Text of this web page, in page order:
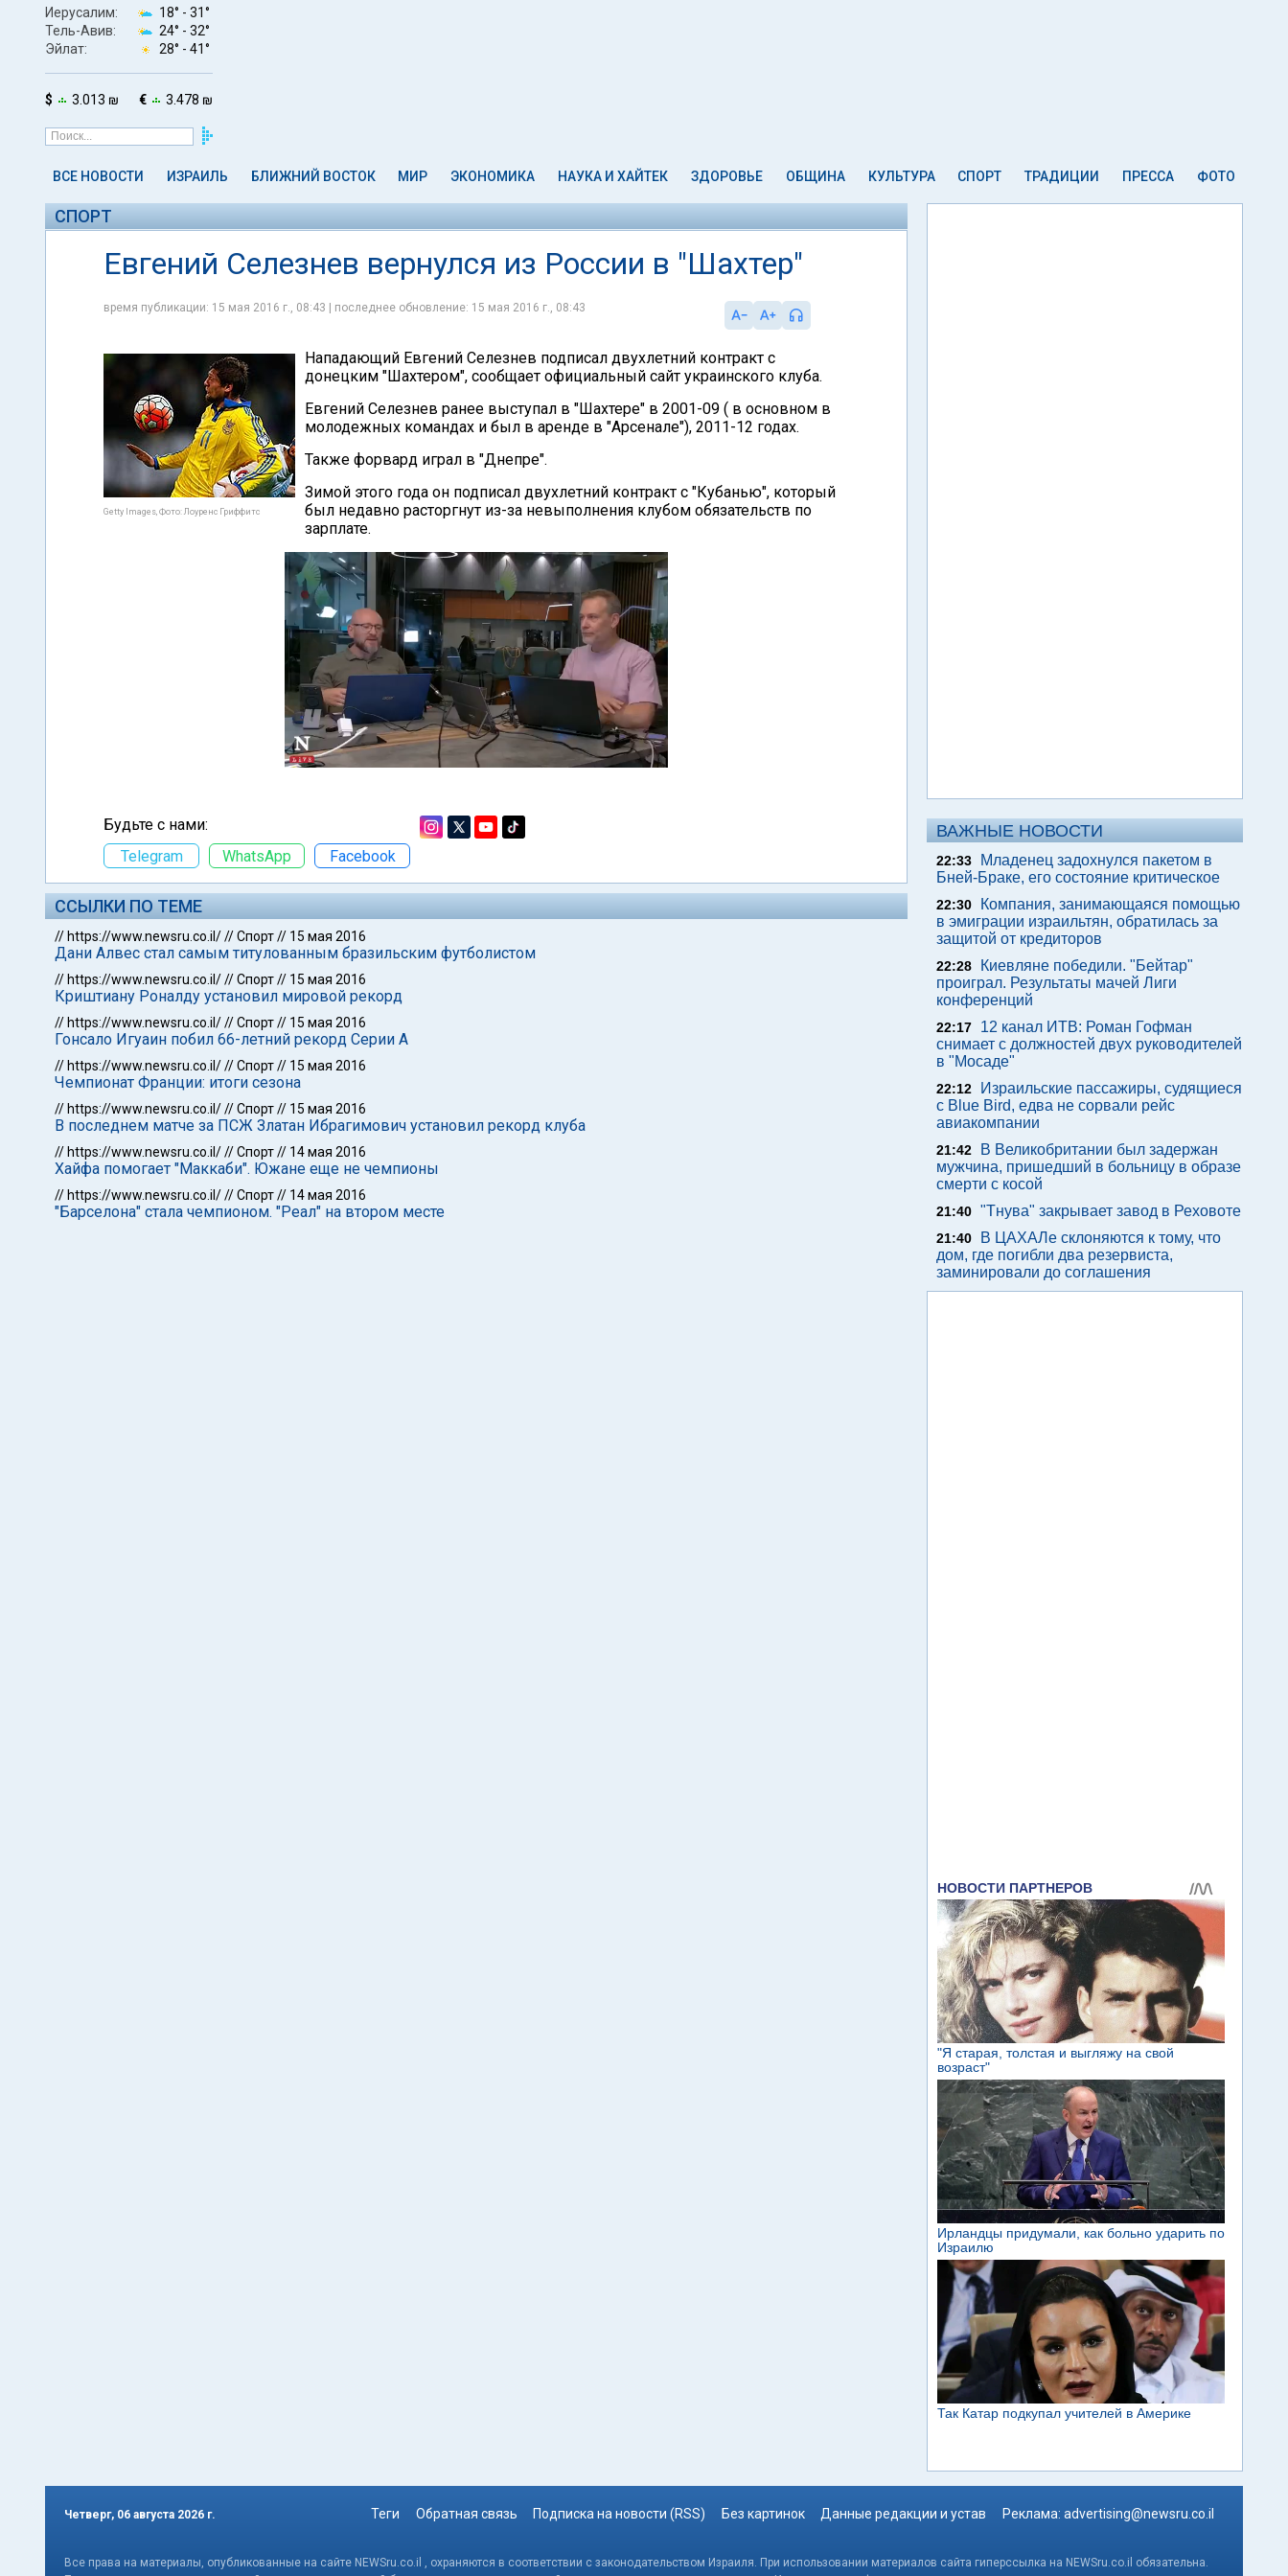
Иерусалим: 18° - 31°
Тель-Авив:
24° - 32°
Эйлат:
28° - 41°
$ 3.013 ₪ € 3.478 ₪
ВСЕ НОВОСТИ ИЗРАИЛЬ БЛИЖНИЙ ВОСТОК МИР ЭКОНОМИКА НАУКА И ХАЙТЕК ЗДОРОВЬЕ ОБЩИНА КУЛЬТУРА СПОРТ ТРАДИЦИИ ПРЕССА ФОТО
СПОРТ
Евгений Селезнев вернулся из России в "Шахтер"
время публикации: 15 мая 2016 г., 08:43 | последнее обновление: 15 мая 2016 г., 08:43
Getty Images, Фото: Лоуренс Гриффитс
Нападающий Евгений Селезнев подписал двухлетний контракт с
донецким "Шахтером", сообщает официальный сайт украинского клуба.
Евгений Селезнев ранее выступал в "Шахтере" в 2001-09 ( в основном в
молодежных командах и был в аренде в "Арсенале"), 2011-12 годах.
Также форвард играл в "Днепре".
Зимой этого года он подписал двухлетний контракт с "Кубанью", который
был недавно расторгнут из-за невыполнения клубом обязательств по
зарплате.
Будьте с нами:
Telegram
WhatsApp Facebook
ССЫЛКИ ПО ТЕМЕ
// https://www.newsru.co.il///Спорт// 15 мая 2016
Дани Алвес стал самым титулованным бразильским футболистом
// https://www.newsru.co.il///Спорт// 15 мая 2016
Криштиану Роналду установил мировой рекорд
// https://www.newsru.co.il///Спорт// 15 мая 2016
Гонсало Игуаин побил 66-летний рекорд Серии А
// https://www.newsru.co.il///Спорт// 15 мая 2016
Чемпионат Франции: итоги сезона
// https://www.newsru.co.il///Спорт// 15 мая 2016
В последнем матче за ПСЖ Златан Ибрагимович установил рекорд клуба
// https://www.newsru.co.il///Спорт// 14 мая 2016
Хайфа помогает "Маккаби". Южане еще не чемпионы
// https://www.newsru.co.il///Спорт// 14 мая 2016
"Барселона" стала чемпионом. "Реал" на втором месте
ВАЖНЫЕ НОВОСТИ
22:33
Младенец задохнулся пакетом в
Бней-Браке, его состояние критическое
22:30
Компания, занимающаяся помощью
в эмиграции израильтян, обратилась за
защитой от кредиторов
22:28
Киевляне победили. "Бейтар"
проиграл. Результаты мачей Лиги
конференций
22:17
12 канал ИТВ: Роман Гофман
снимает с должностей двух руководителей
в "Мосаде"
22:12
Израильские пассажиры, судящиеся
с Blue Bird, едва не сорвали рейс
авиакомпании
21:42
В Великобритании был задержан
мужчина, пришедший в больницу в образе
смерти с косой
21:40 "Тнува" закрывает завод в Реховоте
21:40
В ЦАХАЛе склоняются к тому, что
дом, где погибли два резервиста,
заминировали до соглашения
Четверг, 06 августа 2026 г. Теги Обратная связь Подписка на новости (RSS) Без картинок Данные редакции и устав Реклама: advertising@newsru.co.il
Все права на материалы, опубликованные на сайте NEWSru.co.il , охраняются в соответствии с законодательством Израиля. При использовании материалов сайта гиперссылка на NEWSru.co.il обязательна.